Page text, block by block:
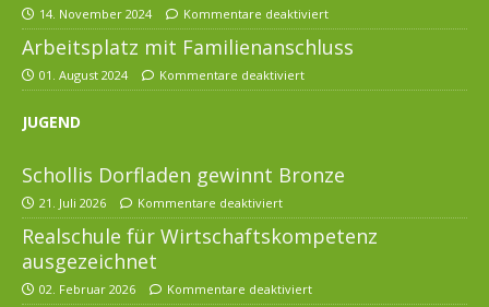
14. November 2024 Kommentare deaktiviert
Arbeitsplatz mit Familienanschluss
01. August 2024 Kommentare deaktiviert
JUGEND
Schollis Dorfladen gewinnt Bronze
21. Juli 2026 Kommentare deaktiviert
Realschule für Wirtschaftskompetenz
ausgezeichnet
02. Februar 2026 Kommentare deaktiviert